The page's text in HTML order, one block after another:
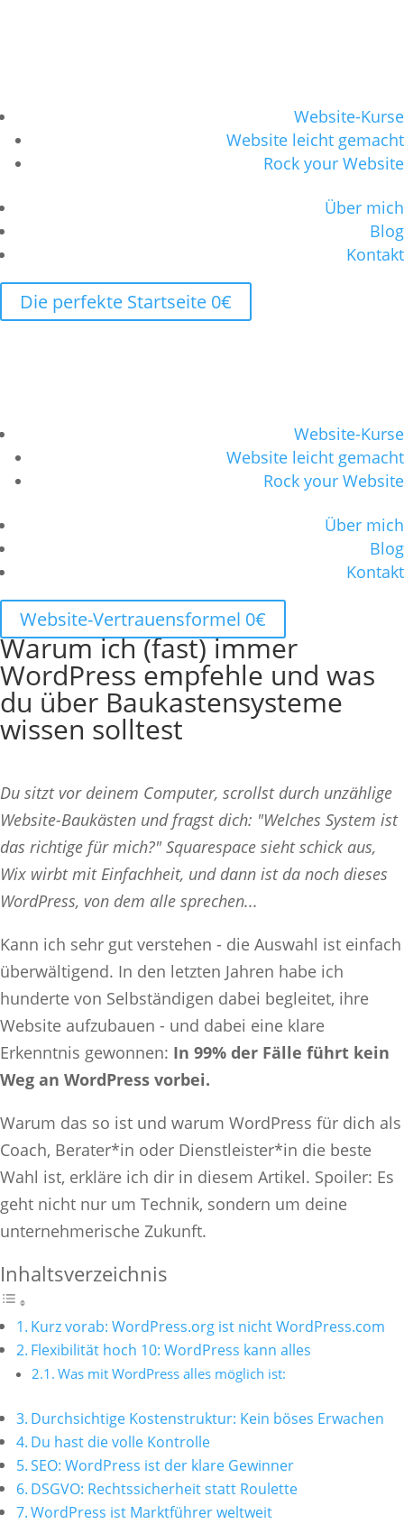
Website-Kurse
Website leicht gemacht
Rock your Website
Über mich
Blog
Kontakt
Die perfekte Startseite 0€
Website-Kurse
Website leicht gemacht
Rock your Website
Über mich
Blog
Kontakt
Website-Vertrauensformel 0€
Warum ich (fast) immer
WordPress empfehle und was
du über Baukastensysteme
wissen solltest
Du sitzt vor deinem Computer, scrollst durch unzählige
Website-Baukästen und fragst dich: "Welches System ist
das richtige für mich?" Squarespace sieht schick aus,
Wix wirbt mit Einfachheit, und dann ist da noch dieses
WordPress, von dem alle sprechen...
Kann ich sehr gut verstehen - die Auswahl ist einfach
überwältigend. In den letzten Jahren habe ich
hunderte von Selbständigen dabei begleitet, ihre
Website aufzubauen - und dabei eine klare
Erkenntnis gewonnen: In 99% der Fälle führt kein
Weg an WordPress vorbei.
Warum das so ist und warum WordPress für dich als
Coach, Berater*in oder Dienstleister*in die beste
Wahl ist, erkläre ich dir in diesem Artikel. Spoiler: Es
geht nicht nur um Technik, sondern um deine
unternehmerische Zukunft.
Inhaltsverzeichnis
Kurz vorab: WordPress.org ist nicht WordPress.com
Flexibilität hoch 10: WordPress kann alles
Was mit WordPress alles möglich ist:
Durchsichtige Kostenstruktur: Kein böses Erwachen
Du hast die volle Kontrolle
SEO: WordPress ist der klare Gewinner
DSGVO: Rechtssicherheit statt Roulette
WordPress ist Marktführer weltweit